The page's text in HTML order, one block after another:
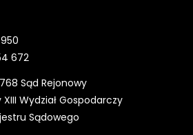
672
Sąd Rejonowy
Wydział Gospodarczy
Sądowego